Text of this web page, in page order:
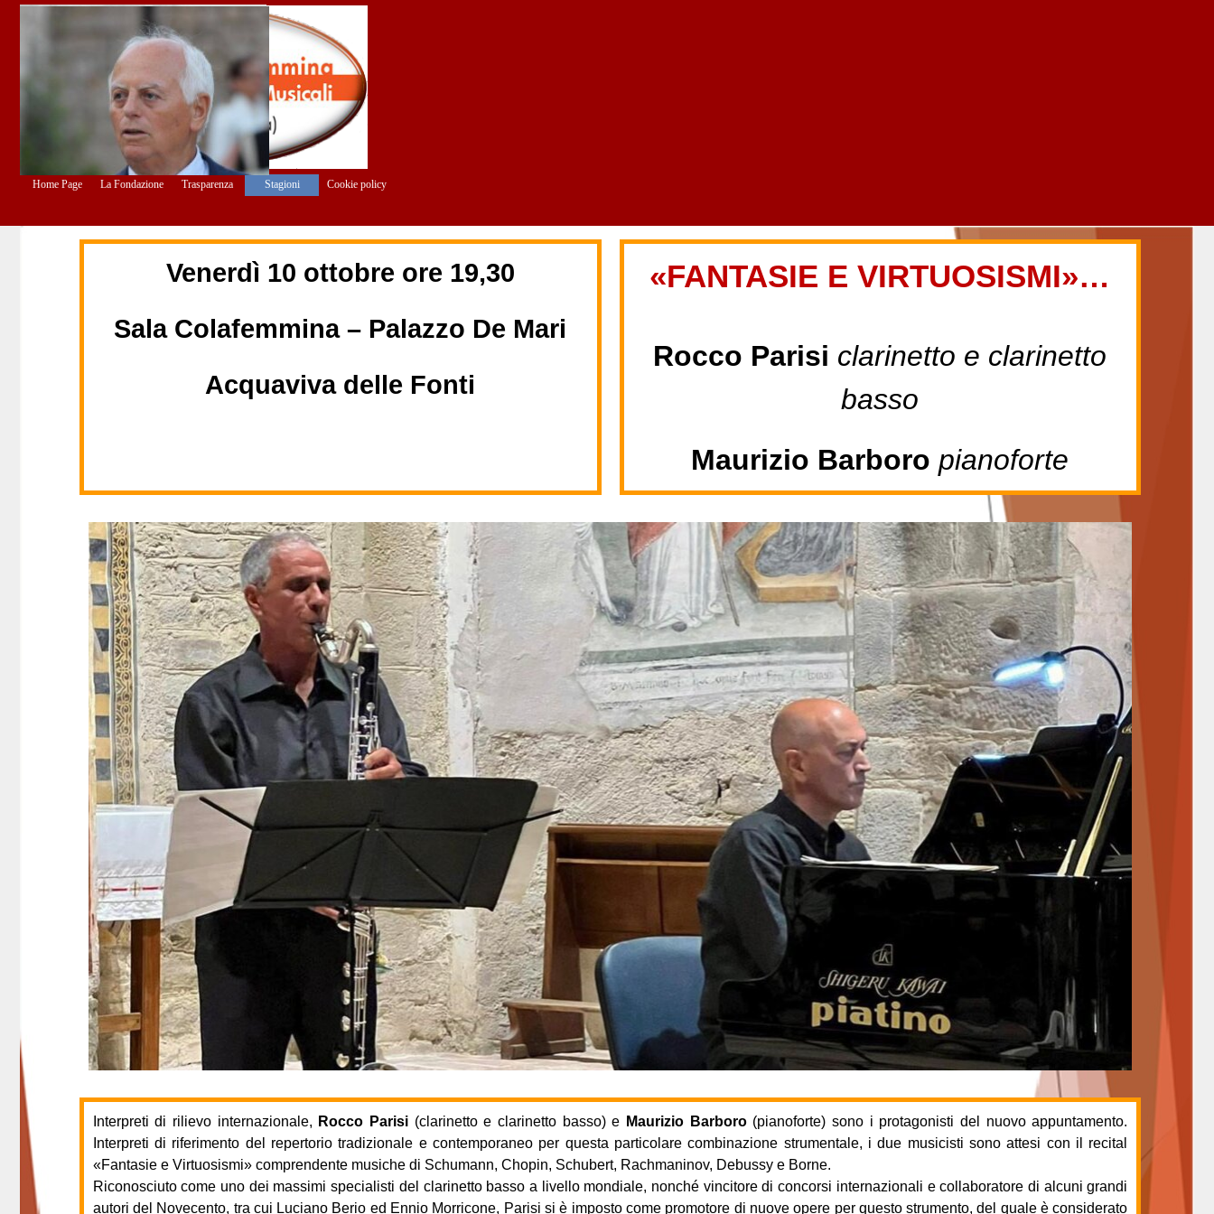
Vai ai contenuti
Salta menù
Home Page La Fondazione ▼
Trasparenza ▼
Stagioni ▼
Cookie policy
Venerdì 10 ottobre ore 19,30
Sala Colafemmina – Palazzo De Mari
Acquaviva delle Fonti
«FANTASIE E VIRTUOSISMI»…
Rocco Parisi clarinetto e clarinetto
basso
Maurizio Barboro pianoforte
Interpreti di rilievo internazionale, Rocco Parisi(clarinetto e clarinetto basso) e Maurizio Barboro(pianoforte) sono i protagonisti del nuovo appuntamento.
Interpreti di riferimento del repertorio tradizionale e contemporaneo per questa particolare combinazione strumentale, i due musicisti sono attesi con il recital
«Fantasie e Virtuosismi» comprendente musiche di Schumann, Chopin, Schubert, Rachmaninov, Debussy e Borne.
Riconosciuto come uno dei massimi specialisti del clarinetto basso a livello mondiale, nonché vincitore di concorsi internazionali e collaboratore di alcuni grandi
autori del Novecento, tra cui Luciano Berio ed Ennio Morricone, Parisi si è imposto come promotore di nuove opere per questo strumento, del quale è considerato